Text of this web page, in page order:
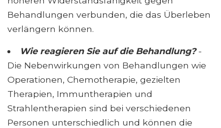
Behandlungen verbunden, die das Überleben
verlängern können.
Wie reagieren Sie auf die Behandlung? -
Die Nebenwirkungen von Behandlungen wie
Operationen, Chemotherapie, gezielten
Therapien, Immuntherapien und
Strahlentherapien sind bei verschiedenen
Personen unterschiedlich und können die